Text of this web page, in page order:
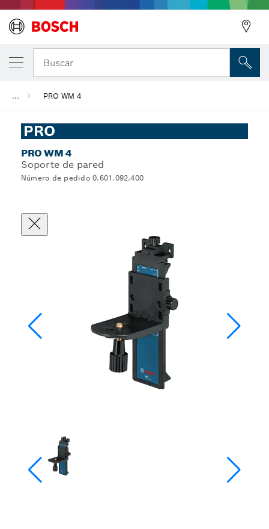
Buscar
... PRO WM 4
PRO
PRO WM 4
Soporte de pared
Número de pedido 0.601.092.400